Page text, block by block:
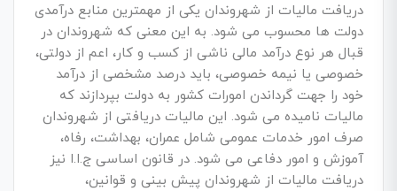
دریافت مالیات از شهروندان یکی از مهمترین منابع درآمدی
دولت ها محسوب می شود. به این معنی که شهروندان در
قبال هر نوع درآمد مالی ناشی از کسب و کار، اعم از دولتی،
خصوصی یا نیمه خصوصی، باید درصد مشخصی از درآمد
خود را جهت گرداندن امورات کشور به دولت بپردازند که
مالیات نامیده می شود. این مالیات دریافتی از شهروندان
صرف امور خدمات عمومی شامل عمران، بهداشت، رفاه،
آموزش و امور دفاعی می شود. در قانون اساسی ج.ا.ا نیز
دریافت مالیات از شهروندان پیش بینی و قوانین،